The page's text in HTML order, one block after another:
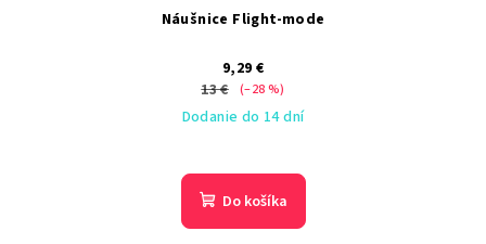
Náušnice Flight-mode
9,29 €
13 € (–28 %)
Dodanie do 14 dní
Do košíka